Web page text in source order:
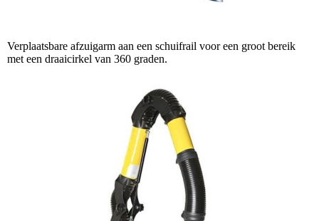
Verplaatsbare afzuigarm aan een schuifrail voor een groot bereik
met een draaicirkel van 360 graden.